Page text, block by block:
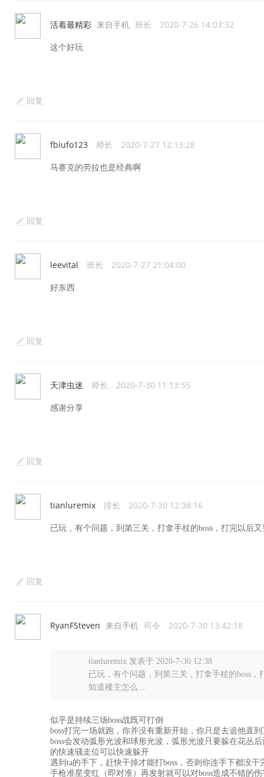
活着最精彩 来自手机 班长 2020-7-26 14:03:32
这个好玩
回复
fbiufo123 师长 2020-7-27 12:13:28
马赛克的劳拉也是经典啊
回复
leevital 班长 2020-7-27 21:04:00
好东西
回复
天津虫迷 师长 2020-7-30 11:13:55
感谢分享
回复
tianluremix 排长 2020-7-30 12:38:16
已玩，有个问题，到第三关，打拿手杖的boss，打完以后
回复
RyanFSteven 来自手机 司令 2020-7-30 13:42:18
tianluremix 发表于 2020-7-30 12:38
已玩，有个问题，到第三关，打拿手杖的boss
知道楼主怎么 ...
似乎是持续三场boss战既可打倒
boss打完一场就跑，你并没有重新开始，你只是去追他直
boss会发动弧形光波和球形光波，弧形光波只要躲在花丛
的快速骚走位可以快速躲开
遇到ta的手下，赶快干掉才能打boss，否则你连手下都没干
手枪准星变红（即对准）再发射就可以对boss造成不错的伤